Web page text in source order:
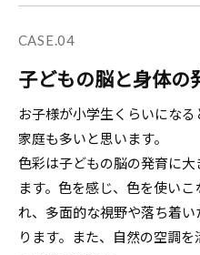
CASE.04
子どもの脳と身体の
お子様が小学生くらいにな
家庭も多いと思います。
色彩は子どもの脳の発育に
ます。色を感じ、色を使い
れ、多面的な視野や落ち着
ります。 また、自然の空調